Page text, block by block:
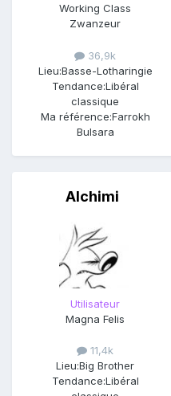
Working Class
Zwanzeur
36,9k
Lieu:Basse-Lotharingie
Tendance:Libéral
classique
Ma référence:Farrokh
Bulsara
Alchimi
Utilisateur
Magna Felis
11,4k
Lieu:Big Brother
Tendance:Libéral